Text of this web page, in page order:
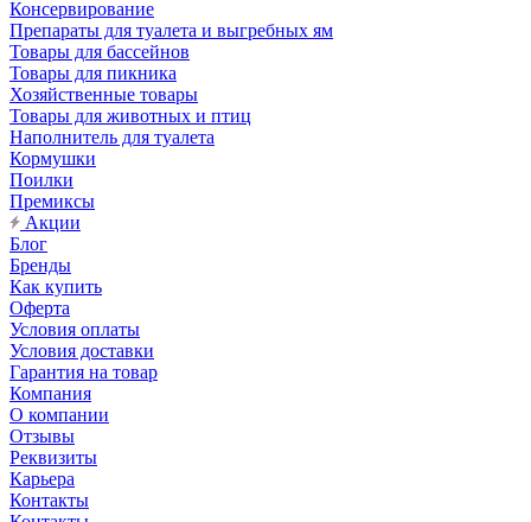
Консервирование
Препараты для туалета и выгребных ям
Товары для бассейнов
Товары для пикника
Хозяйственные товары
Товары для животных и птиц
Наполнитель для туалета
Кормушки
Поилки
Премиксы
Акции
Блог
Бренды
Как купить
Оферта
Условия оплаты
Условия доставки
Гарантия на товар
Компания
О компании
Отзывы
Реквизиты
Карьера
Контакты